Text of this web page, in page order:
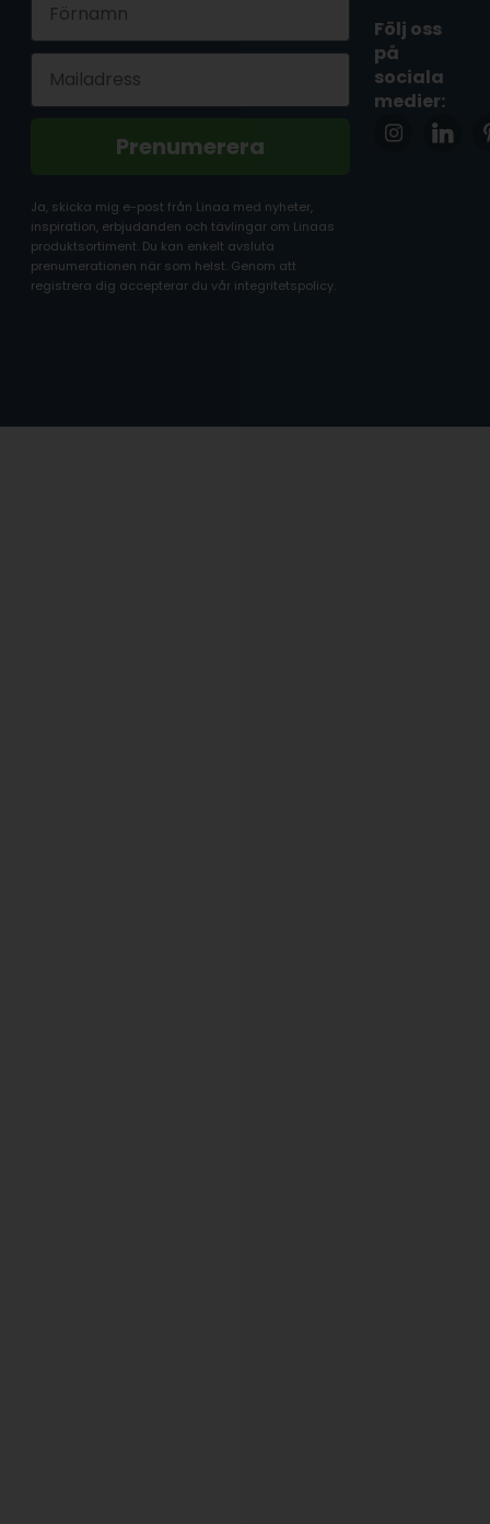
Prenumerera
Ja, skicka mig e-post från Linaa med nyheter,
inspiration, erbjudanden och tävlingar om Linaas
produktsortiment. Du kan enkelt avsluta
prenumerationen när som helst. Genom att
registrera dig accepterar du vår integritetspolicy.
Följ oss
på
sociala
medier: